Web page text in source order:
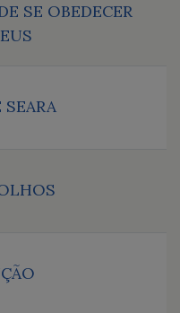
SE OBEDECER
SEARA